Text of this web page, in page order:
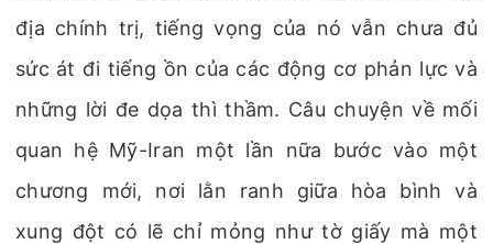
địa chính trị, tiếng vọng của nó vẫn chưa đủ
sức át đi tiếng ồn của các động cơ phản lực và
những lời đe dọa thì thầm. Câu chuyện về mối
quan hệ Mỹ-Iran một lần nữa bước vào một
chương mới, nơi lằn ranh giữa hòa bình và
xung đột có lẽ chỉ mỏng như tờ giấy mà một